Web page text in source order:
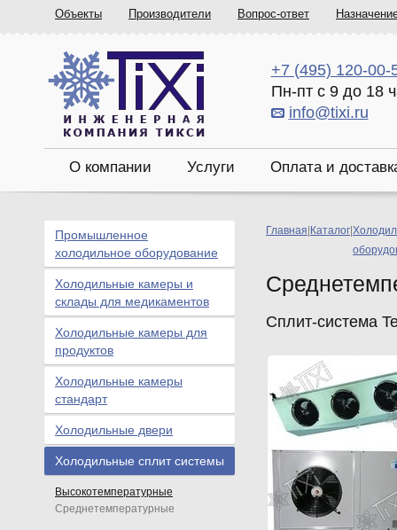
Объекты Производители Вопрос-ответ
+7 (495) 120-00-
Пн-пт с 9 до 18
info@tixi.ru
О компании Услуги Оплата и
Главная Каталог
Сплит-система
Промышленное
холодильное оборудование
Холодильные камеры и
склады для медикаментов
Холодильные камеры для
продуктов
Холодильные камеры
стандарт
Холодильные двери
Холодильные сплит системы
Высокотемпературные
Среднетемпературные